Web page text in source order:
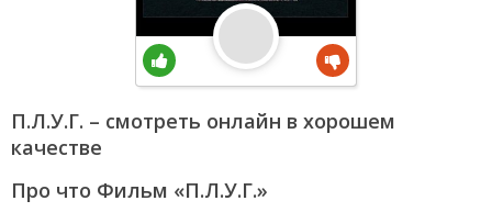
П.Л.У.Г. – смотреть онлайн в хорошем
качестве
Про что Фильм «П.Л.У.Г.»